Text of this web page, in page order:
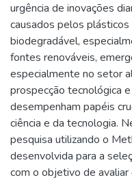
urgência de inovações
causados pelos
biodegradável,
fontes renováveis,
especialmente no setor
prospecção tecnológica
desempenham papéis
ciência e da tecnologia.
pesquisa utilizando o
desenvolvida para a
com o objetivo de